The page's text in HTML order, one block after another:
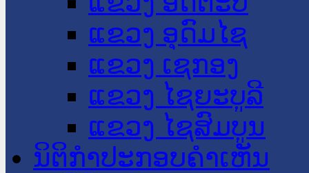
ແຂວງ ອຸດົມໄຊ
ແຂວງ ເຊກອງ
ແຂວງ ໄຊຍະບູລີ
ແຂວງ ໄຊສົມບູນ
ນິຕິກໍາປະກອບຄໍາເຫັນ